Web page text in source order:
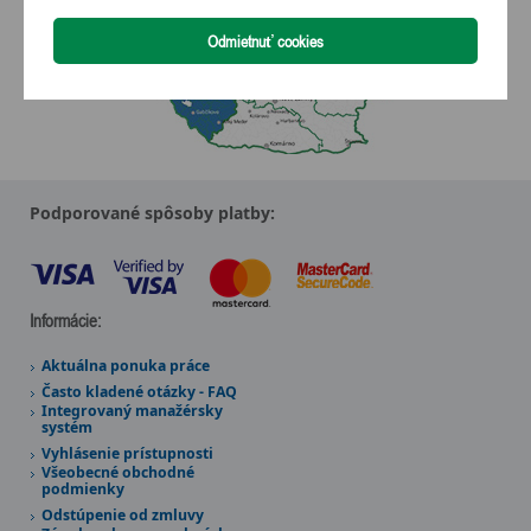
Podporované spôsoby platby:
Informácie:
Aktuálna ponuka práce
Často kladené otázky - FAQ
Integrovaný manažérsky
systém
Vyhlásenie prístupnosti
Všeobecné obchodné
podmienky
Odstúpenie od zmluvy